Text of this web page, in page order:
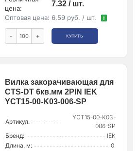
цена:
7.32 / шт.
Оптовая цена: 6.59 руб. / шт. !
- + КУПИТЬ
Вилка закорачивающая для
CTS-DT 6кв.мм 2PIN IEK
YCT15-00-K03-006-SP
Артикул:
YCT15-00-K03-
006-SP
Бренд:
IEK
Длина, м:
0.